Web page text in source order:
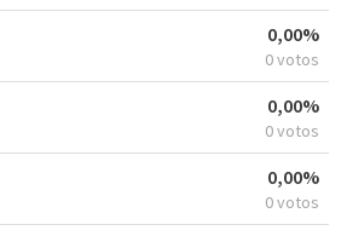
0,00%
0 votos
0,00%
0 votos
0,00%
0 votos